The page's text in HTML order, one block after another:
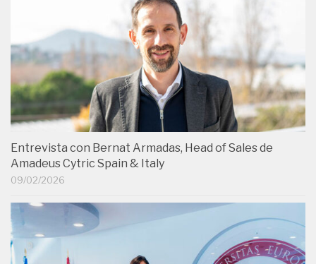
Entrevista con Bernat Armadas, Head of Sales de
Amadeus Cytric Spain & Italy
09/02/2026